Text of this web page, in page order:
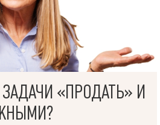
«ПРОДАТЬ» И